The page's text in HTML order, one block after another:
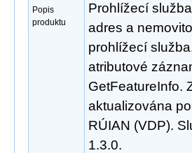
Popis
produktu
Prohlížecí
adres a
prohlížecí
atributové
GetFeatureInfo.
aktualizována
RÚIAN (VDP).
1.3.0.